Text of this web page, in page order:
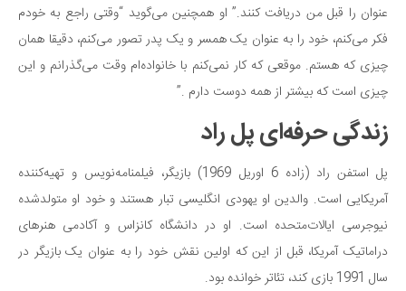
زمین و محیط زیست
خودرو
سرگرمی
بازی
طنز
فال
مسابقه
اخبار
عنوان را قبل من دریافت کنند.” او همچنین می‌گوید “وقتی راجع به خودم
فکر می‌کنم، خود را به عنوان یک همسر و یک پدر تصور می‌کنم، دقیقا همان
چیزی که هستم. موقعی که کار نمی‌کنم با خانواده‌ام وقت می‌گذرانم و این
چیزی است که بیشتر از همه دوست دارم .”
زندگی حرفه‌ای پل راد
پل استفن راد (زاده 6 اوریل 1969) بازیگر، فیلمنامه‌نویس و تهیه‌کننده
آمریکایی است. والدین او یهودی انگلیسی تبار هستند و خود او متولد‌شده
نیوجرسی ایالات‌متحده است. او در دانشگاه کانزاس و آکادمی هنرهای
دراماتیک آمریکا، قبل از این که اولین نقش خود را به عنوان یک بازیگر در
سال 1991 بازی کند، تئاتر خوانده بود.